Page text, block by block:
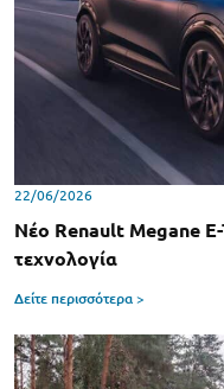
22/06/2026
Νέο Renault Megane
τεχνολογία
Δείτε περισσότερα >